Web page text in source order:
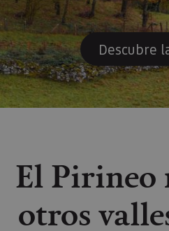
Descubre
El Pirineo
otros